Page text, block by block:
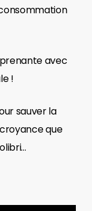
avec
!
sauver la
que